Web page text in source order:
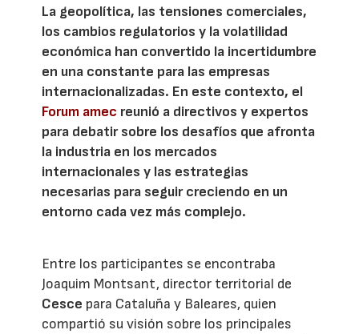
La geopolítica, las tensiones comerciales,
los cambios regulatorios y la volatilidad
económica han convertido la incertidumbre
en una constante para las empresas
internacionalizadas. En este contexto, el
Forum amec reunió a directivos y expertos
para debatir sobre los desafíos que afronta
la industria en los mercados
internacionales y las estrategias
necesarias para seguir creciendo en un
entorno cada vez más complejo.
Entre los participantes se encontraba
Joaquim Montsant, director territorial de
Cesce para Cataluña y Baleares, quien
compartió su visión sobre los principales